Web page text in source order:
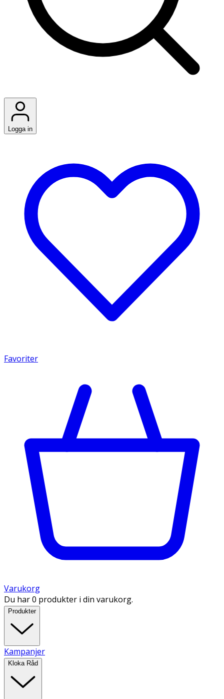
Logga in
Favoriter
Varukorg
Du har 0 produkter i din varukorg.
Produkter
Kampanjer
Kloka Råd